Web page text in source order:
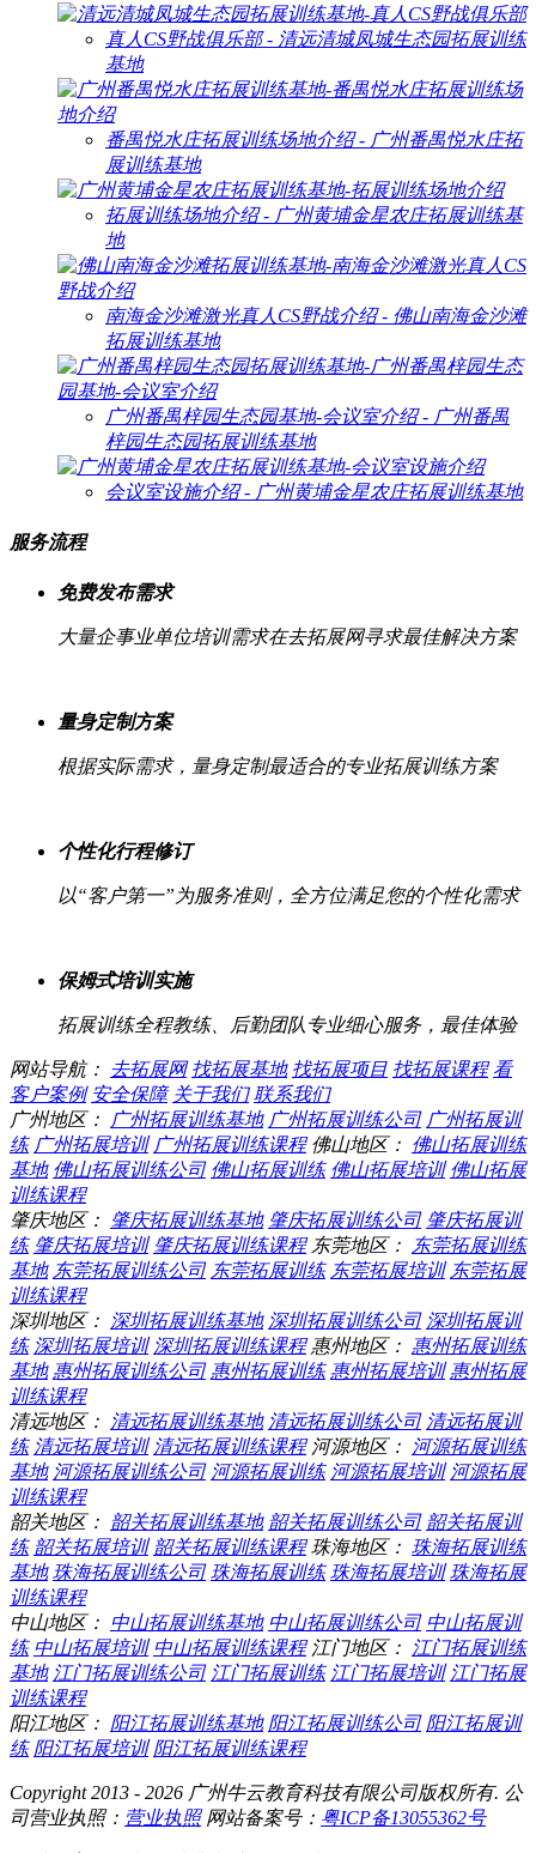
真人CS野战俱乐部 - 清远清城凤城生态园拓展训练
基地
番禺悦水庄拓展训练场地介绍 - 广州番禺悦水庄拓
展训练基地
拓展训练场地介绍 - 广州黄埔金星农庄拓展训练基
地
南海金沙滩激光真人CS野战介绍 - 佛山南海金沙滩
拓展训练基地
广州番禺梓园生态园基地-会议室介绍 - 广州番禺
梓园生态园拓展训练基地
会议室设施介绍 - 广州黄埔金星农庄拓展训练基地
服务流程
免费发布需求
大量企事业单位培训需求在去拓展网寻求最佳解决方案
量身定制方案
根据实际需求，量身定制最适合的专业拓展训练方案
个性化行程修订
以“客户第一”为服务准则，全方位满足您的个性化需求
保姆式培训实施
拓展训练全程教练、后勤团队专业细心服务，最佳体验
网站导航： 去拓展网 找拓展基地 找拓展项目 找拓展课程 看
客户案例 安全保障 关于我们 联系我们
广州地区：
广州拓展训练基地 广州拓展训练公司 广州拓展训
练 广州拓展培训 广州拓展训练课程 佛山地区： 佛山拓展训练
基地 佛山拓展训练公司 佛山拓展训练 佛山拓展培训 佛山拓展
训练课程
肇庆地区：
肇庆拓展训练基地 肇庆拓展训练公司 肇庆拓展训
练 肇庆拓展培训 肇庆拓展训练课程 东莞地区：
东莞拓展训练
基地 东莞拓展训练公司 东莞拓展训练 东莞拓展培训 东莞拓展
训练课程
深圳地区：
深圳拓展训练基地 深圳拓展训练公司 深圳拓展训
练 深圳拓展培训 深圳拓展训练课程 惠州地区： 惠州拓展训练
基地 惠州拓展训练公司 惠州拓展训练 惠州拓展培训 惠州拓展
训练课程
清远地区：
清远拓展训练基地 清远拓展训练公司 清远拓展训
练 清远拓展培训 清远拓展训练课程 河源地区：
河源拓展训练
基地 河源拓展训练公司 河源拓展训练 河源拓展培训 河源拓展
训练课程
韶关地区： 韶关拓展训练基地 韶关拓展训练公司 韶关拓展训
练 韶关拓展培训 韶关拓展训练课程 珠海地区： 珠海拓展训练
基地 珠海拓展训练公司 珠海拓展训练 珠海拓展培训 珠海拓展
训练课程
中山地区： 中山拓展训练基地 中山拓展训练公司 中山拓展训
练 中山拓展培训 中山拓展训练课程 江门地区：
江门拓展训练
基地 江门拓展训练公司 江门拓展训练 江门拓展培训 江门拓展
训练课程
阳江地区： 阳江拓展训练基地 阳江拓展训练公司 阳江拓展训
练 阳江拓展培训 阳江拓展训练课程
Copyright 2013 - 2026 广州牛云教育科技有限公司版权所有. 公
司营业执照： 营业执照网站备案号： 粤ICP备13055362号